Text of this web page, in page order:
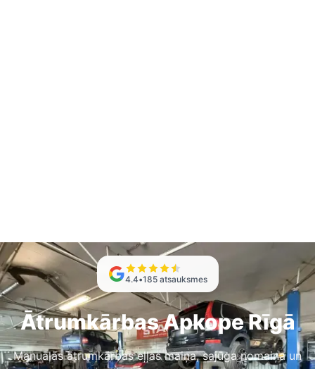
4.4•185 atsauksmes
Ātrumkārbas Apkope Rīgā
Manuālās ātrumkārbas eļļas maiņa, sajūga nomaiņa un